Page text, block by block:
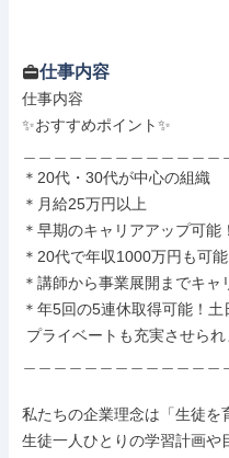
仕事内容
仕事内容
✨おすすめポイント✨
＊20代・30代が中心の組織
＊月給25万円以上
＊早期のキャリアアップ可能！
＊20代で年収1000万円も可能
＊講師から事業展開までキャ
＊年5回の5連休取得可能！土
私たちの企業理念は「生徒を
生徒一人ひとりの学習計画や